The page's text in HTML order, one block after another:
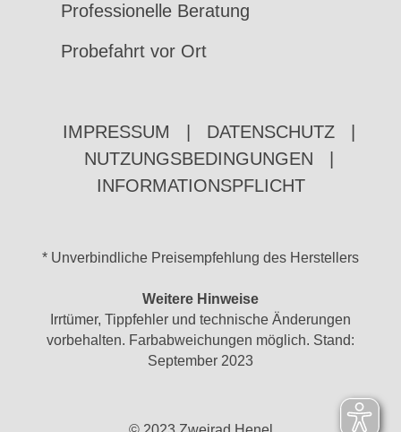
Professionelle Beratung
Probefahrt vor Ort
IMPRESSUM DATENSCHUTZ
NUTZUNGSBEDINGUNGEN
INFORMATIONSPFLICHT
* Unverbindliche Preisempfehlung des Herstellers
Weitere Hinweise
Irrtümer, Tippfehler und technische Änderungen
vorbehalten. Farbabweichungen möglich. Stand:
September 2023